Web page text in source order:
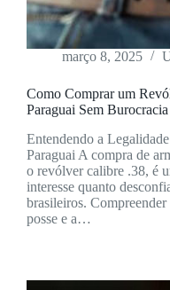
março 8, 2025
Como Comprar um
Paraguai Sem Burocracia
Entendendo a
Paraguai A compra de
o revólver calibre .38, é
interesse quanto
brasileiros.
posse e a…